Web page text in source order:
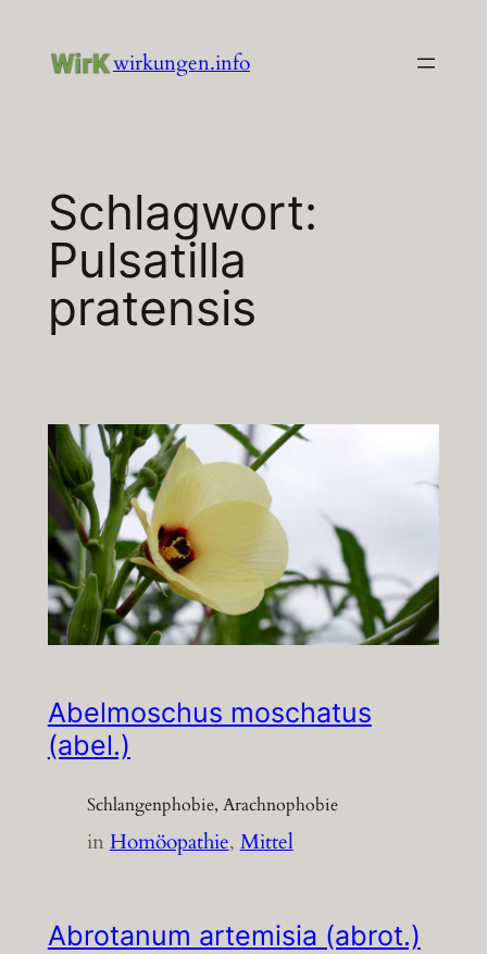
Inhalt
wirkungen.info
Schlagwort:
Pulsatilla
pratensis
Abelmoschus moschatus
(abel.)
Schlangenphobie, Arachnophobie
inHomöopathie, Mittel
Abrotanum artemisia (abrot.)